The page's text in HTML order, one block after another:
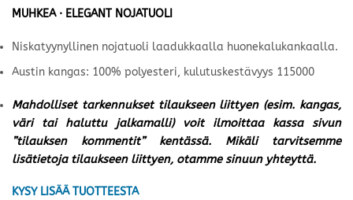
MUHKEA · ELEGANT NOJATUOLI
Niskatyynyllinen nojatuoli laadukkaalla huonekalukankaalla.
Austin kangas: 100% polyesteri, kulutuskestävyys 115000
Mahdolliset tarkennukset tilaukseen liittyen (esim. kangas,
väri tai haluttu jalkamalli) voit ilmoittaa kassa sivun
”tilauksen kommentit” kentässä. Mikäli tarvitsemme
lisätietoja tilaukseen liittyen, otamme sinuun yhteyttä.
KYSY LISÄÄ TUOTTEESTA